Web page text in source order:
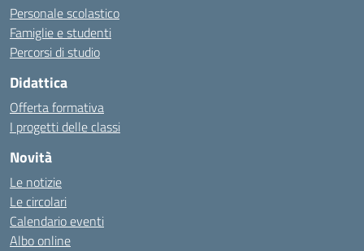
Personale scolastico
Famiglie e studenti
Percorsi di studio
Didattica
Offerta formativa
I progetti delle classi
Novità
Le notizie
Le circolari
Calendario eventi
Albo online